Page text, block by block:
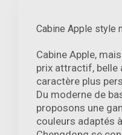
Cabine Apple style
Cabine Apple,
prix attractif, belle
caractère plus
Du moderne de
proposons une
couleurs adaptés